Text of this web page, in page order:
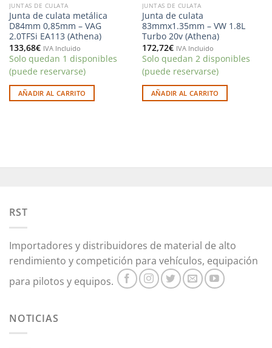
JUNTAS DE CULATA
Junta de culata metálica
D84mm 0,85mm – VAG
2.0TFSi EA113 (Athena)
133,68€ IVA Incluido
Solo quedan 1 disponibles
(puede reservarse)
AÑADIR AL CARRITO
JUNTAS DE CULATA
Junta de culata
83mmx1.35mm – VW 1.8L
Turbo 20v (Athena)
172,72€ IVA Incluido
Solo quedan 2 disponibles
(puede reservarse)
AÑADIR AL CARRITO
RST
Importadores y distribuidores de material de alto
rendimiento y competición para vehículos, equipación
para pilotos y equipos.
NOTICIAS